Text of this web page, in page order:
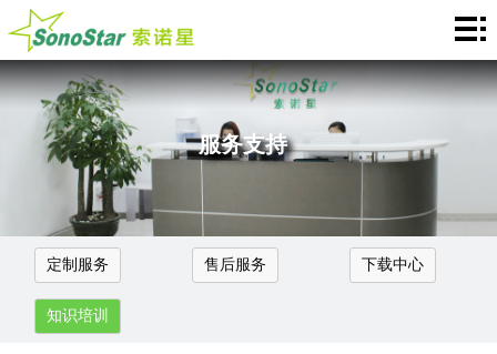
页
关
服务支持
定制服务 售后服务 下载中心
知识培训